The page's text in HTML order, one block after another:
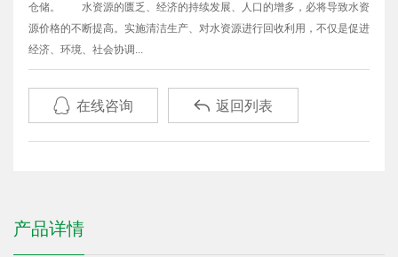
仓储。 水资源的匮乏、经济的持续发展、人口的增多，必将导致水资
源价格的不断提高。实施清洁生产、对水资源进行回收利用，不仅是促进
经济、环境、社会协调...
 在线咨询  返回列表
产品详情